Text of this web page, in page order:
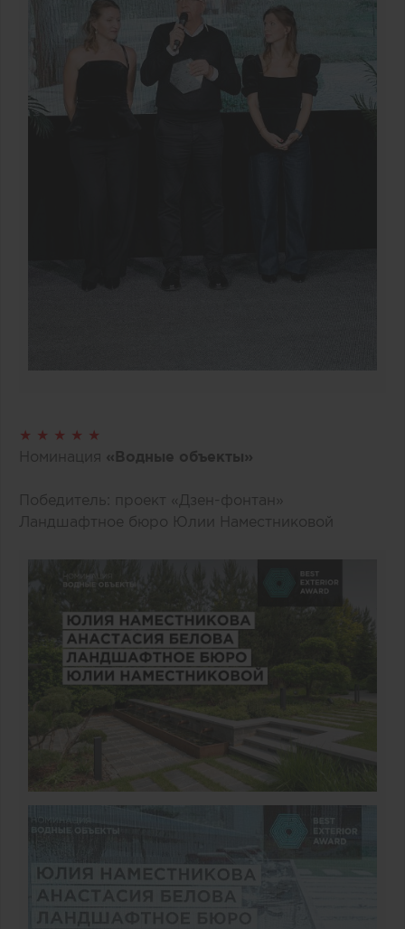
★ ★ ★ ★ ★
Номинация «Водные объекты»
Победитель: проект «Дзен-фонтан»
Ландшафтное бюро Юлии Наместниковой